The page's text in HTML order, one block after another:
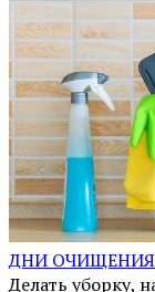
ДНИ ОЧИЩЕНИЯ
Делать уборку,